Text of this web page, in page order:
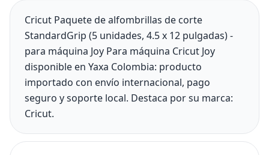
Cricut Paquete de alfombrillas de corte
StandardGrip (5 unidades, 4.5 x 12 pulgadas) -
para máquina Joy Para máquina Cricut Joy
disponible en Yaxa Colombia: producto
importado con envío internacional, pago
seguro y soporte local. Destaca por su marca:
Cricut.